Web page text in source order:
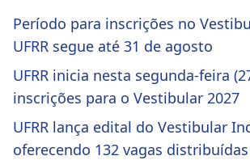
Período para inscrições no
UFRR segue até 31 de agosto
UFRR inicia nesta segunda-feira
inscrições para o Vestibular 2027
UFRR lança edital do Vestibular
oferecendo 132 vagas